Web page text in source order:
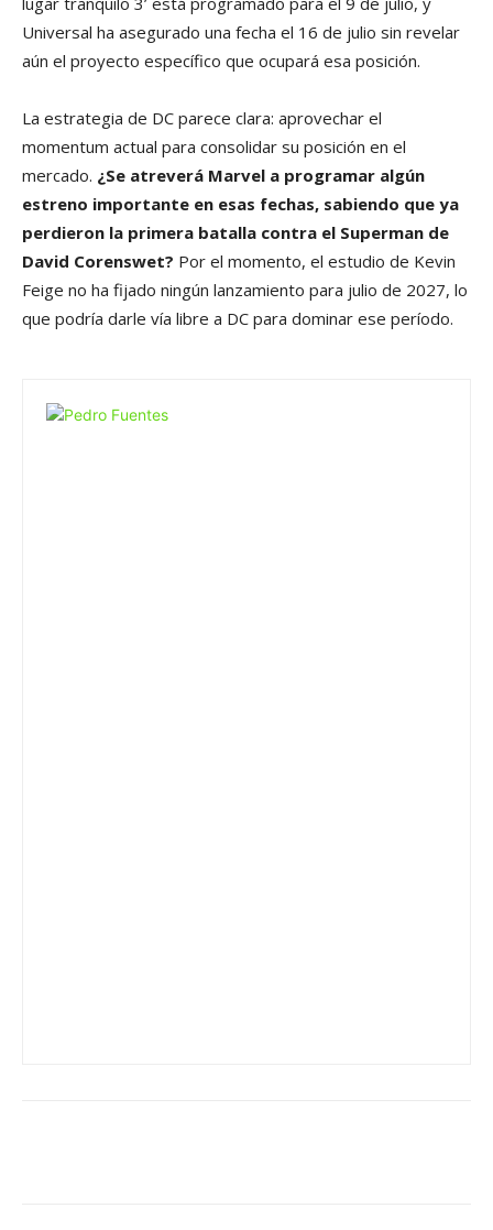
Universal ha asegurado una fecha el 16 de julio sin revelar
aún el proyecto específico que ocupará esa posición.
La estrategia de DC parece clara: aprovechar el
momentum actual para consolidar su posición en el
mercado. ¿Se atreverá Marvel a programar algún
estreno importante en esas fechas, sabiendo que ya
perdieron la primera batalla contra el Superman de
David Corenswet? Por el momento, el estudio de Kevin
Feige no ha fijado ningún lanzamiento para julio de 2027, lo
que podría darle vía libre a DC para dominar ese período.